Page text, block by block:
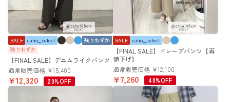
【FINAL SALE】デニムライクパンツ
SALE caho_select
残りわずか
残りわずか
通常販売価格 ¥15,400
¥12,320 20%OFF
【FINAL SALE】ドレープパンツ【再
値下げ】
SALE caho_select
通常販売価格 ¥12,100
¥7,260 40%OFF